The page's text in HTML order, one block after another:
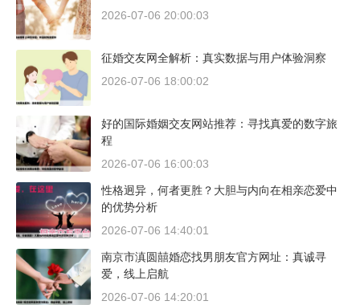
2026-07-06 20:00:03
征婚交友网全解析：真实数据与用户体验洞察
2026-07-06 18:00:02
好的国际婚姻交友网站推荐：寻找真爱的数字旅
程
2026-07-06 16:00:03
性格迥异，何者更胜？大胆与内向在相亲恋爱中
的优势分析
2026-07-06 14:40:01
南京市滇圆囍婚恋找男朋友官方网址：真诚寻
爱，线上启航
2026-07-06 14:20:01